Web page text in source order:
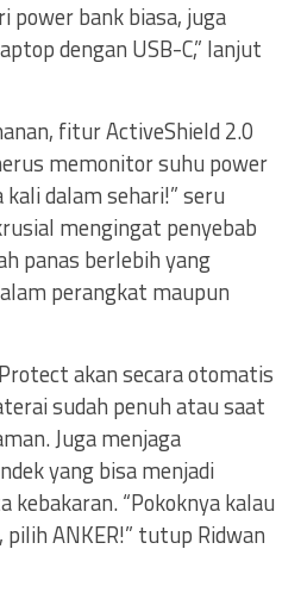
power bank biasa, juga
dengan USB-C,” lanjut
fitur ActiveShield 2.0
memonitor suhu power
dalam sehari!” seru
mengingat penyebab
panas berlebih yang
perangkat maupun
akan secara otomatis
sudah penuh atau saat
Juga menjaga
yang bisa menjadi
kebakaran. “Pokoknya kalau
ANKER!” tutup Ridwan